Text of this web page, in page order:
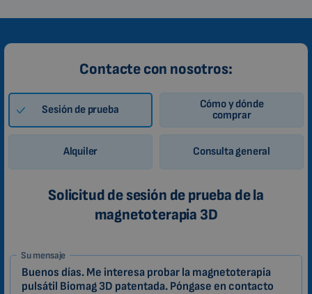
Contacte con nosotros:
Sesión de prueba
Cómo y dónde
comprar
Alquiler Consulta general
Solicitud de sesión de prueba de la
magnetoterapia 3D
1-
ES
Zákazník
Su mensaje